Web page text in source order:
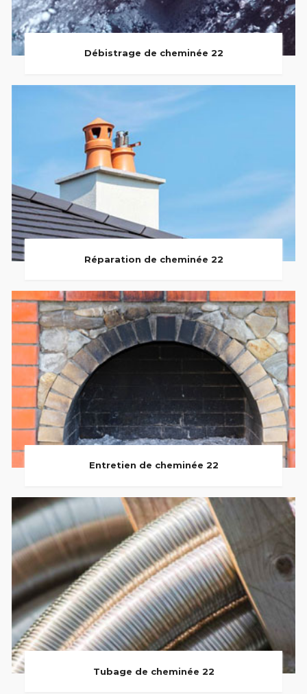
Débistrage de cheminée 22
Réparation de cheminée 22
Entretien de cheminée 22
Tubage de cheminée 22